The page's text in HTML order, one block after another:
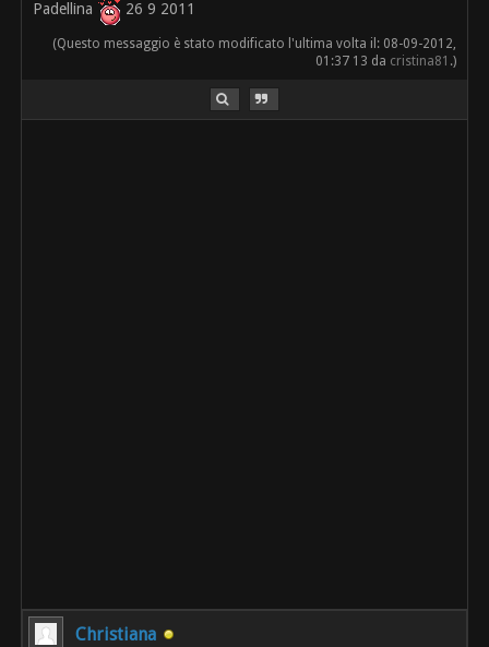
Padellina 26 9 2011
(Questo messaggio è stato modificato l'ultima volta il: 08-09-2012,
01:37 13 da cristina81 .)
Christiana